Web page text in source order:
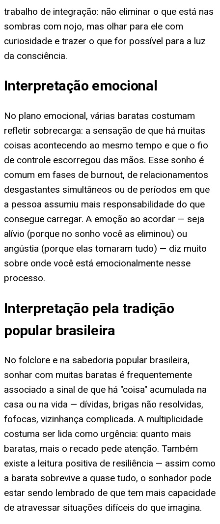
trabalho de integração: não eliminar o que está nas
sombras com nojo, mas olhar para ele com
curiosidade e trazer o que for possível para a luz
da consciência.
Interpretação emocional
No plano emocional, várias baratas costumam
refletir sobrecarga: a sensação de que há muitas
coisas acontecendo ao mesmo tempo e que o fio
de controle escorregou das mãos. Esse sonho é
comum em fases de burnout, de relacionamentos
desgastantes simultâneos ou de períodos em que
a pessoa assumiu mais responsabilidade do que
consegue carregar. A emoção ao acordar — seja
alívio (porque no sonho você as eliminou) ou
angústia (porque elas tomaram tudo) — diz muito
sobre onde você está emocionalmente nesse
processo.
Interpretação pela tradição
popular brasileira
No folclore e na sabedoria popular brasileira,
sonhar com muitas baratas é frequentemente
associado a sinal de que há "coisa" acumulada na
casa ou na vida — dívidas, brigas não resolvidas,
fofocas, vizinhança complicada. A multiplicidade
costuma ser lida como urgência: quanto mais
baratas, mais o recado pede atenção. Também
existe a leitura positiva de resiliência — assim como
a barata sobrevive a quase tudo, o sonhador pode
estar sendo lembrado de que tem mais capacidade
de atravessar situações difíceis do que imagina.